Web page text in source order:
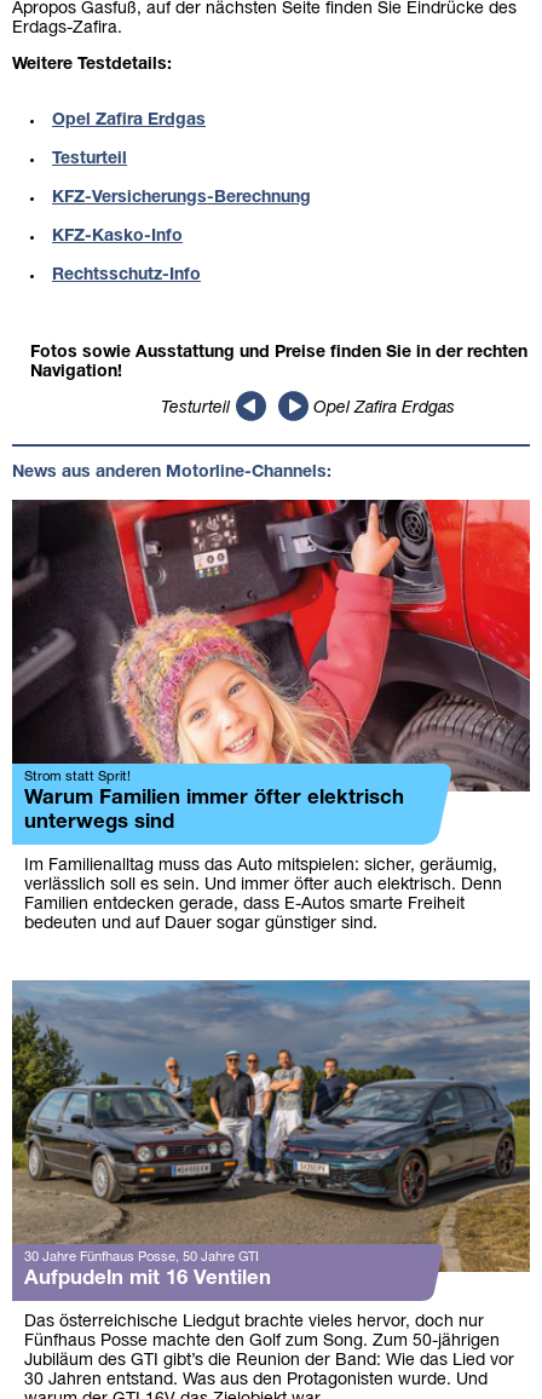
Apropos Gasfuß, auf der nächsten Seite finden Sie Eindrücke des
Erdags-Zafira.
Weitere Testdetails:
Opel Zafira Erdgas
Testurteil
KFZ-Versicherungs-Berechnung
KFZ-Kasko-Info
Rechtsschutz-Info
Fotos sowie Ausstattung und Preise finden Sie in der rechten
Navigation!
Testurteil Opel Zafira Erdgas
News aus anderen Motorline-Channels:
Strom statt Sprit!
Warum Familien immer öfter elektrisch
unterwegs sind
Im Familienalltag muss das Auto mitspielen: sicher, geräumig,
verlässlich soll es sein. Und immer öfter auch elektrisch. Denn
Familien entdecken gerade, dass E-Autos smarte Freiheit
bedeuten und auf Dauer sogar günstiger sind.
30 Jahre Fünfhaus Posse, 50 Jahre GTI
Aufpudeln mit 16 Ventilen
Das österreichische Liedgut brachte vieles hervor, doch nur
Fünfhaus Posse machte den Golf zum Song. Zum 50-jährigen
Jubiläum des GTI gibt’s die Reunion der Band: Wie das Lied vor
30 Jahren entstand. Was aus den Protagonisten wurde. Und